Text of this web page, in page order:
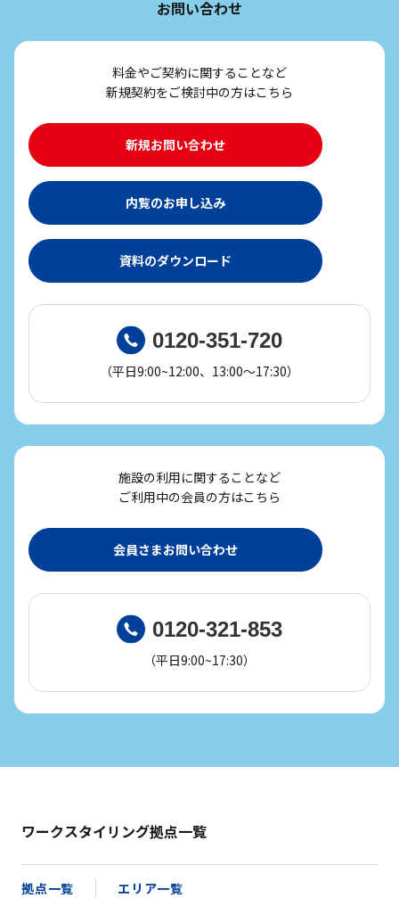
お問い合わせ
料金やご契約に関することなど
新規契約をご検討中の方はこちら
新規お問い合わせ
内覧のお申し込み
資料のダウンロード
0120-351-720
（平日9:00~12:00、13:00～17:30）
施設の利用に関することなど
ご利用中の会員の方はこちら
会員さまお問い合わせ
0120-321-853
（平日9:00~17:30）
ワークスタイリング拠点一覧
拠点一覧 エリア一覧